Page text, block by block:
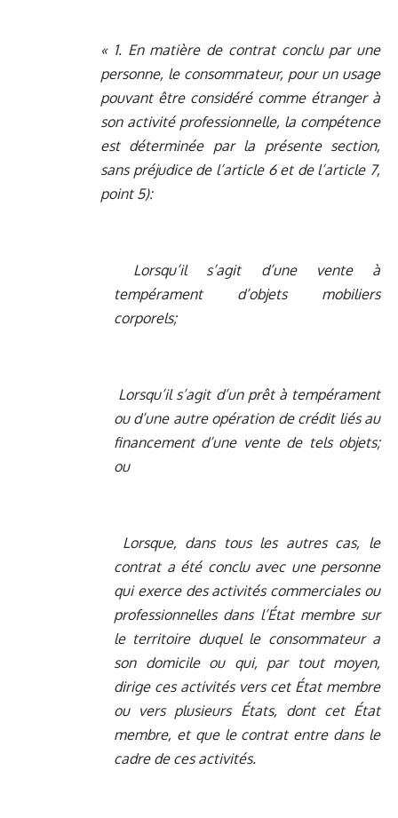
« 1. En matière de contrat conclu par une
personne, le consommateur, pour un usage
pouvant être considéré comme étranger à
son activité professionnelle, la compétence
est déterminée par la présente section,
sans préjudice de l’article 6 et de l’article 7,
point 5):
Lorsqu’il s’agit d’une vente à
tempérament d’objets mobiliers
corporels;
Lorsqu’il s’agit d’un prêt à tempérament
ou d’une autre opération de crédit liés au
financement d’une vente de tels objets;
ou
Lorsque, dans tous les autres cas, le
contrat a été conclu avec une personne
qui exerce des activités commerciales ou
professionnelles dans l’État membre sur
le territoire duquel le consommateur a
son domicile ou qui, par tout moyen,
dirige ces activités vers cet État membre
ou vers plusieurs États, dont cet État
membre, et que le contrat entre dans le
cadre de ces activités.